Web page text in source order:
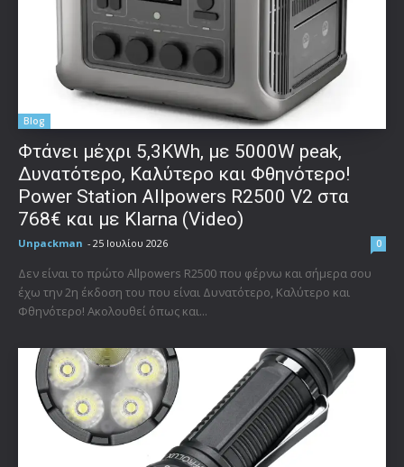
Blog
Φτάνει μέχρι 5,3KWh, με 5000W peak,
Δυνατότερο, Καλύτερο και Φθηνότερο!
Power Station Allpowers R2500 V2 στα
768€ και με Klarna (Video)
Unpackman - 25 Ιουλίου 2026 0
Δεν είναι το πρώτο Allpowers R2500 που φέρνω και σήμερα σου
έχω την 2η έκδοση του που είναι Δυνατότερο, Καλύτερο και
Φθηνότερο! Ακολουθεί όπως και...